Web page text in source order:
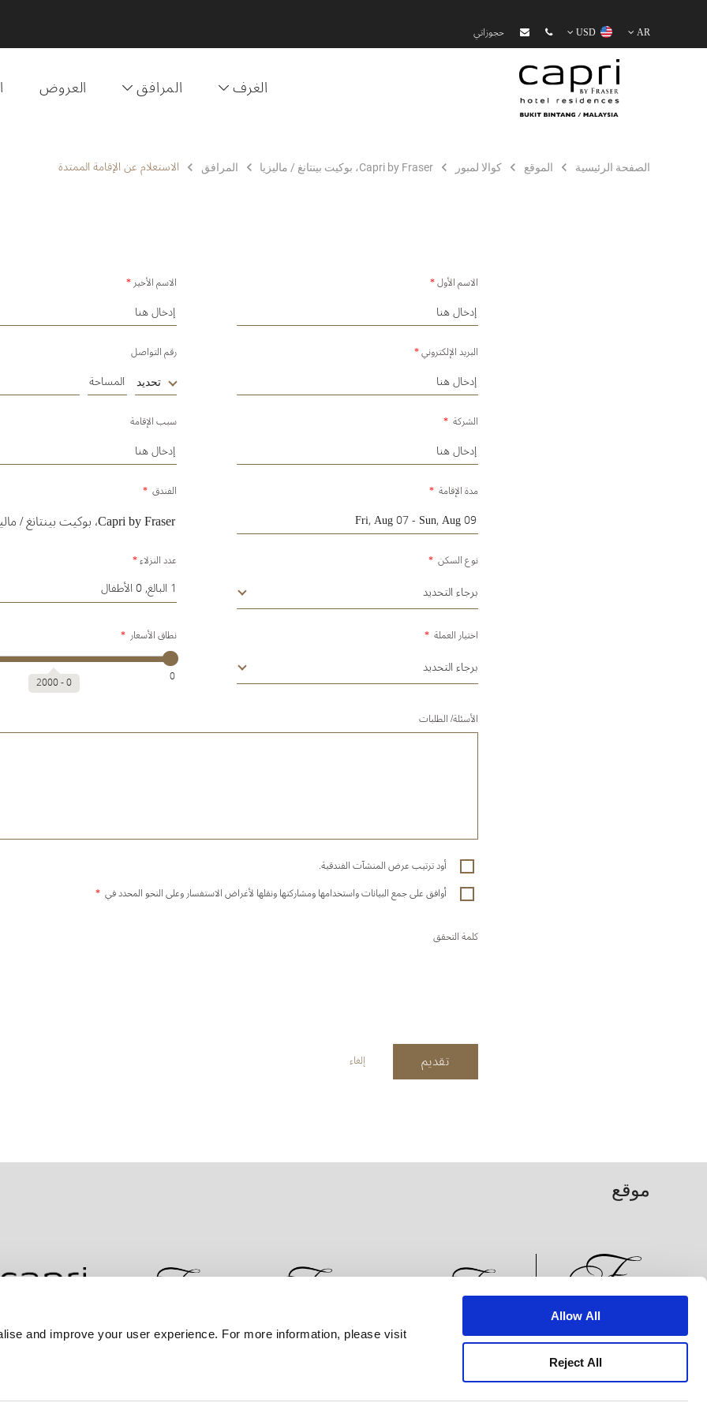
and improve your user experience. For more information, please visit
Allow All
Reject All
AR
USD حجوزاتي
الغرف المرافق العروض
الصفحة الرئيسية الموقع كوالا لمبور Capri by Fraser، بوكيت بينتانغ / ماليزيا المرافق الاستعلام عن الإقامة الممتدة
الاسم الأول* الاسم الأخير*
البريد الإلكتروني* رقم التواصل
تحديد
الشركة * سبب الإقامة
مدة الإقامة * الفندق *
نوع السكن * عدد النزلاء*
1 البالغ, 0 الأطفال
اختيار العملة * نطاق الأسعار *
0
0
‐
2000
الأسئلة/ الطلبات
أود ترتيب عرض المنشآت الفندقية.
أوافق على جمع البيانات واستخدامها ومشاركتها ونقلها لأغراض الاستفسار وعلى النحو المحدد في *
كلمة التحقق
تقديم إلغاء
موقع
الأخبار تطوير الأعمال الوظائف